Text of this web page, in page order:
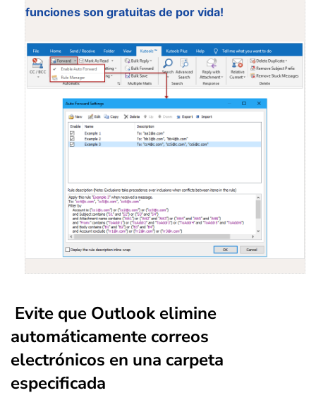
funciones son gratuitas de por vida!
Evite que Outlook elimine
automáticamente correos
electrónicos en una carpeta
especificada